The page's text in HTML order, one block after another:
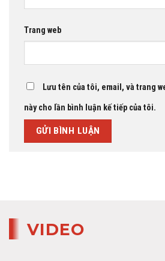
Trang web
Lưu tên của tôi, email, và trang
này cho lần bình luận kế tiếp của tôi.
VIDEO